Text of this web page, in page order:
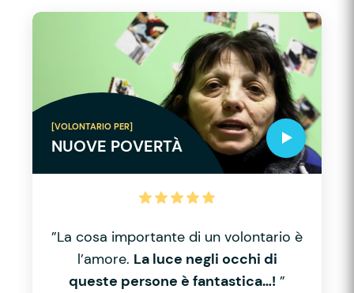
[VOLONTARIO PER]
NUOVE POVERTÀ
”La cosa importante di un volontario è
l’amore. La luce negli occhi di
queste persone è fantastica…! ”